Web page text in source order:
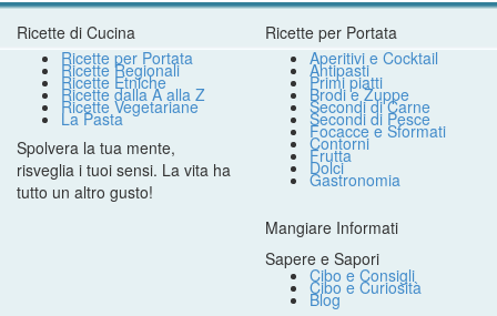
Ricette di Cucina
Ricette per Portata
Ricette Regionali
Ricette Etniche
Ricette dalla A alla Z
Ricette Vegetariane
La Pasta
Spolvera la tua mente,
risveglia i tuoi sensi. La vita ha
tutto un altro gusto!
Ricette per Portata
Aperitivi e Cocktail
Antipasti
Primi piatti
Brodi e Zuppe
Secondi di Carne
Secondi di Pesce
Focacce e Sformati
Contorni
Frutta
Dolci
Gastronomia
Mangiare Informati
Sapere e Sapori
Cibo e Consigli
Cibo e Curiosità
Blog